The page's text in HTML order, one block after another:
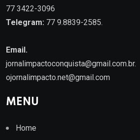
77 3422-3096
Telegram: 77 9.8839-2585.
Email.
jornalimpactoconquista@gmail.com.br.
ojornalimpacto.net@gmail.com
MENU
Home